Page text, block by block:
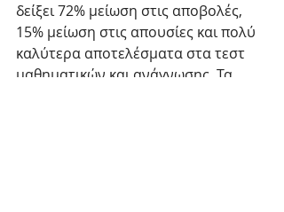
δείξει 72% μείωση στις αποβολές,
15% μείωση στις απουσίες και πολύ
καλύτερα αποτελέσματα στα τεστ
μαθηματικών και ανάγνωσης. Τα